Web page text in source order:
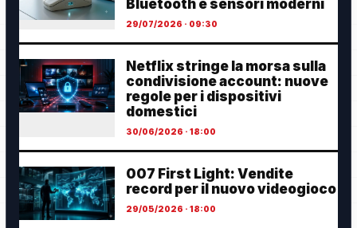
Bluetooth e sensori moderni
29/07/2026 · 09:30
Netflix stringe la morsa sulla
condivisione account: nuove
regole per i dispositivi
domestici
30/06/2026 · 18:00
007 First Light: Vendite
record per il nuovo videogioco
29/05/2026 · 18:00